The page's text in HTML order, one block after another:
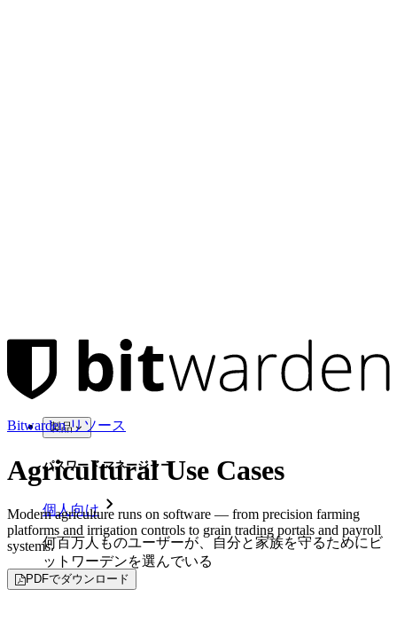
製品
パスワード マネージャー
個人向け
何百万人ものユーザーが、自分と家族を守るためにビ
ットワーデンを選んでいる
Bitwarden リソース
Agricultural Use Cases
Modern agriculture runs on software — from precision farming
platforms and irrigation controls to grain trading portals and payroll
systems.
PDFでダウンロード